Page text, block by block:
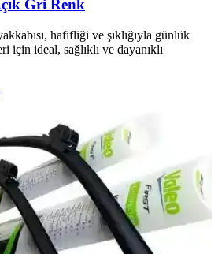
Gri Renk
hafifliği ve şıklığıyla günlük
için ideal, sağlıklı ve dayanıklı